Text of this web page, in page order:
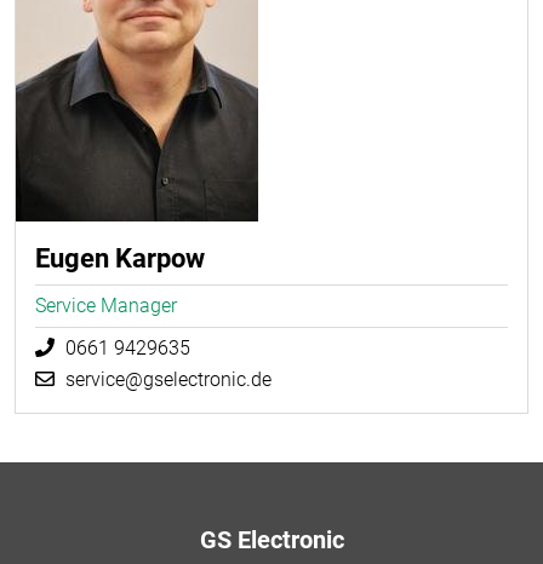
Eugen Karpow
Service Manager
0661 9429635
service@gselectronic.de
GS Electronic